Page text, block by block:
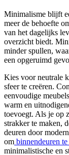
Minimalisme blijft
meer de behoefte
van het dagelijks
overzicht biedt.
minder spullen,
een opgeruimd
Kies voor neutrale
sfeer te creëren.
eenvoudige
warm en
toevoegt. Als je op
strakker te maken,
deuren door
om binnendeuren
minimalistische en